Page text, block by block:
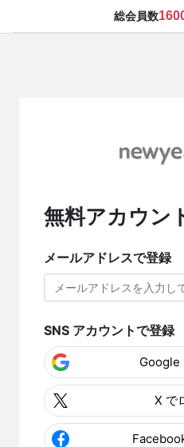
総会員数
無料アカウン
メールアドレスで登録
SNS アカウントで登録
Google
X で